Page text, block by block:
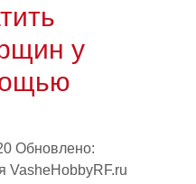
у
Обновлено:
VasheHobbyRF.ru